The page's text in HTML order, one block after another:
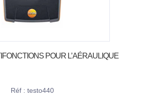
POUR L’AÉRAULIQUE
Réf : testo440